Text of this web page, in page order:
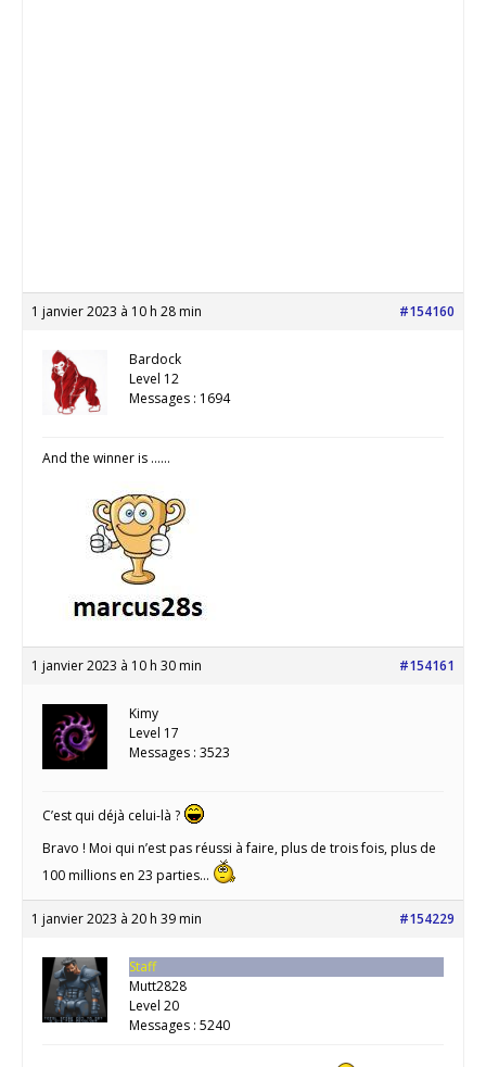
1 janvier 2023 à 10 h 28 min #154160
Bardock
Level 12
Messages : 1694
And the winner is ……
1 janvier 2023 à 10 h 30 min #154161
Kimy
Level 17
Messages : 3523
C’est qui déjà celui-là ?
Bravo ! Moi qui n’est pas réussi à faire, plus de trois fois, plus de
100 millions en 23 parties…
1 janvier 2023 à 20 h 39 min #154229
Staff
Mutt2828
Level 20
Messages : 5240